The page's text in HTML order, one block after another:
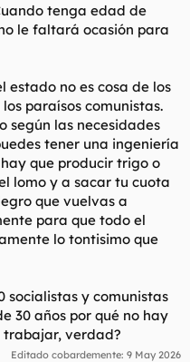
tenga edad de
le faltará ocasión para
estado no es cosa de los
paraísos comunistas.
según las necesidades
tener una ingeniería
que producir trigo o
lomo y a sacar tu cuota
que vuelvas a
para que todo el
lo tontisimo que
socialistas y comunistas
30 años por qué no hay
trabajar, verdad?
Editado cobardemente: 9 May 2026